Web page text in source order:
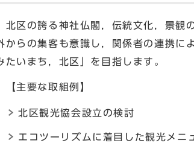
北区の誇る神社仏閣，伝統文化，景観
からの集客も意識し，関係者の連携に
たいまち，北区」を目指します。
【主要な取組例】
北区観光協会設立の検討
エコツーリズムに着目した観光メニ